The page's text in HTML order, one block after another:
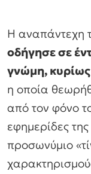
Η αναπάντεχη
οδήγησε σε
γνώμη, κυρίως
η οποία
από τον φόνο
εφημερίδες
προσωνύμιο